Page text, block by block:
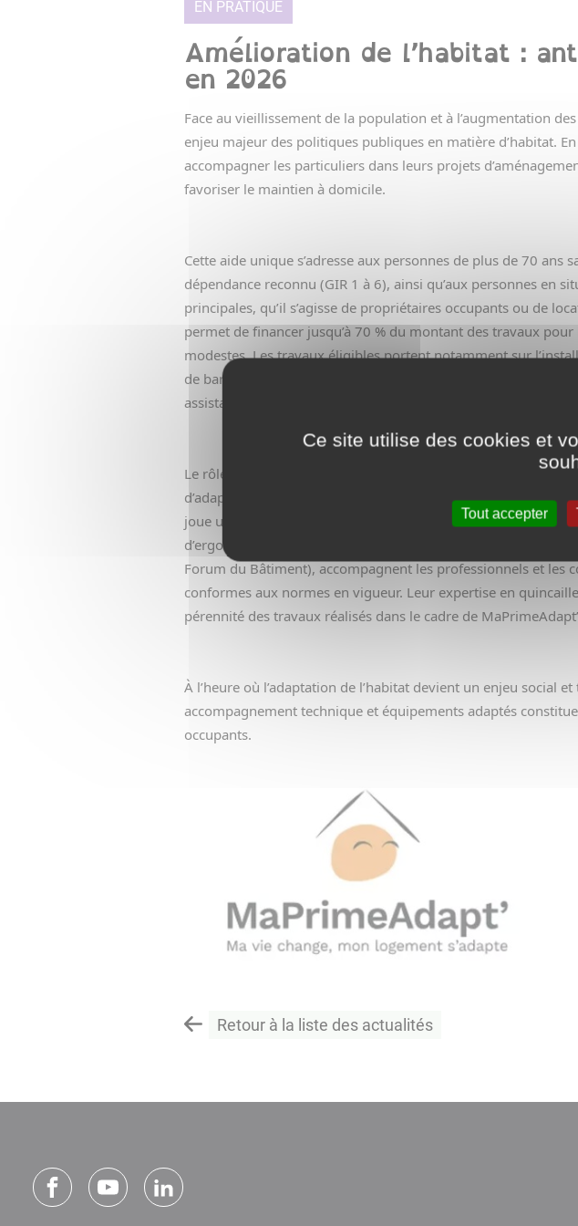
EN PRATIQUE
Amélioration de l’habitat :
en 2026
Face au vieillissement de la population et à l’augmentation
enjeu majeur des politiques publiques en matière d’habitat.
accompagner les particuliers dans leurs projets
favoriser le maintien à domicile.
Cette aide unique s’adresse aux personnes de plus de 70
dépendance reconnu (GIR 1 à 6), ainsi qu’aux personnes en
principales, qu’il s’agisse de propriétaires occupants ou de
permet de financer jusqu’à 70 % du montant des travaux
modestes. Les travaux éligibles portent notamment sur
de barres d’appui ou encore sur l’adaptation des
assistant à maîtrise d’ouvrage (AMO), garantissant la
Le rôle clé des équipements et de la quincaillerie dans
d’adaptation repose également sur la qualité des
joue un rôle essentiel : systèmes de fixation sécurisés,
d’ergonomie font partie intégrante des aménagements
Forum du Bâtiment), accompagnent les professionnels et les
conformes aux normes en vigueur. Leur expertise en
pérennité des travaux réalisés dans le cadre de
À l’heure où l’adaptation de l’habitat devient un enjeu
accompagnement technique et équipements adaptés
occupants.
Retour à la liste des actualités
Ce site utilise des cookies et
Tout accepter